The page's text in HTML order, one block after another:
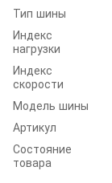
Тип шины
Индекс
нагрузки
Индекс
скорости
Модель шины
Артикул
Состояние
товара